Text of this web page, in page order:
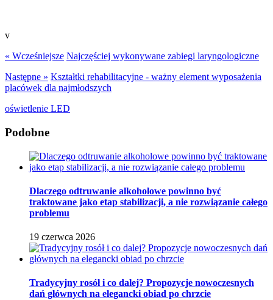
v
« Wcześniejsze Najczęściej wykonywane zabiegi laryngologiczne
Następne » Kształtki rehabilitacyjne - ważny element wyposażenia
placówek dla najmłodszych
oświetlenie LED
Podobne
Dlaczego odtruwanie alkoholowe powinno być
traktowane jako etap stabilizacji, a nie rozwiązanie całego
problemu
19 czerwca 2026
Tradycyjny rosół i co dalej? Propozycje nowoczesnych
dań głównych na elegancki obiad po chrzcie